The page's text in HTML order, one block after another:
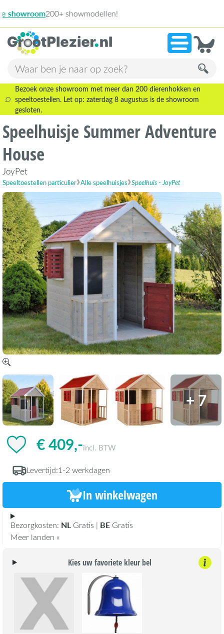
»13.945 beoordelingen!
Bezoek onze showroom met meer dan 200 dierenhokken en
speeltoestellen. Let op: zaterdag 8 augustus is de showroom
gesloten.
Speelhuisje Summer Adventure
House
JoyPet
Speeltoestellen particulier Alle speelhuisjes Speelhuis - JoyPet
+ 7
€ 409,-incl. BTW
Levertijd:1-2 werkdagen
In winkelwagen
Bezorgkosten: NL Gratis | BE Gratis
Meer landen »
Kies uw favoriete kleur bel